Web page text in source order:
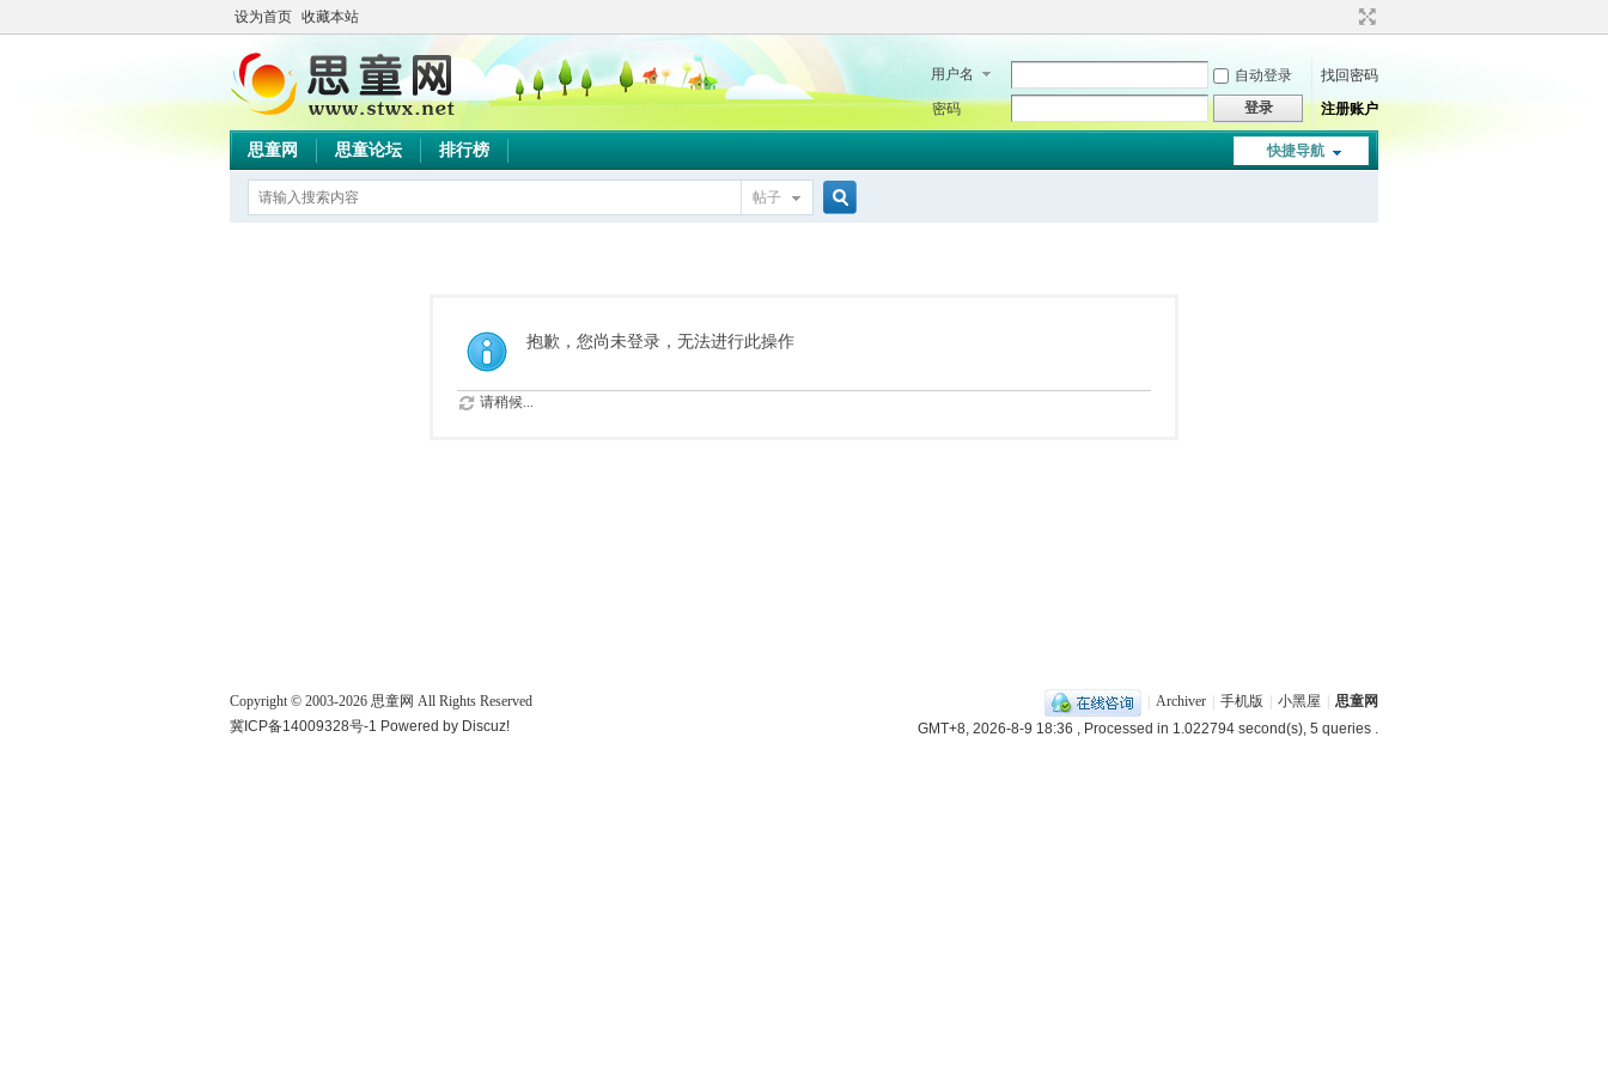
设为首页 收藏本站
用户名 自动登录
找回密码
密码
登录 注册账户
快捷导航
思童网 思童论坛 排行榜
帖子
抱歉，您尚未登录，无法进行此操作
请稍候...
Archiver 手机版 小黑屋
思童网
GMT+8, 2026-8-9 18:36 , Processed in 1.022794 second(s), 5 queries .
Copyright © 2003-2026 思童网 All Rights Reserved
冀ICP备14009328号-1 Powered by Discuz!